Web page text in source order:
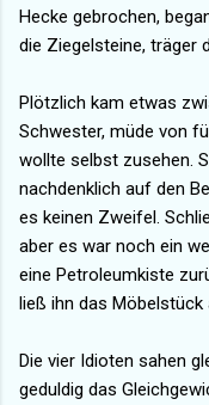
Hecke gebrochen,
die Ziegelsteine, träger
Plötzlich kam etwas
Schwester, müde von
wollte selbst zusehen.
nachdenklich auf den
es keinen Zweifel.
aber es war noch ein
eine Petroleumkiste
ließ ihn das
Die vier Idioten sahen
geduldig das